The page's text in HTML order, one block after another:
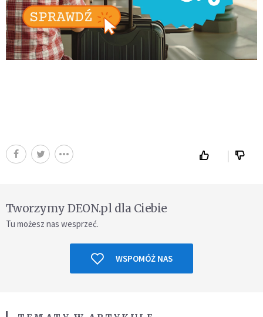
Tworzymy DEON.pl dla Ciebie
Tu możesz nas wesprzeć.
WSPOMÓŻ NAS